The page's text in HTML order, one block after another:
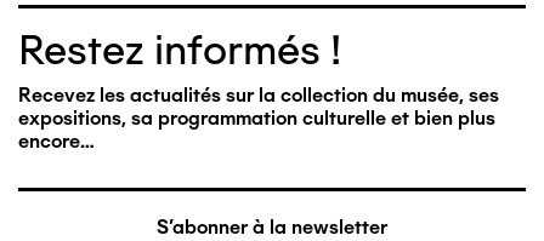
Restez informés !
Recevez les actualités sur la collection du musée, ses
expositions, sa programmation culturelle et bien plus
encore…
S'abonner à la newsletter